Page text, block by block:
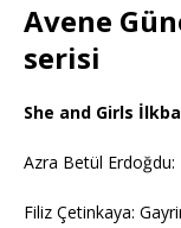
Avene
serisi
She and Girls
Azra Betül Erdoğdu:
Filiz Çetinkaya: